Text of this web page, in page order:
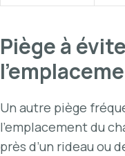
Piège à
Un autre piège
l’emplacement du
près d’un rideau ou